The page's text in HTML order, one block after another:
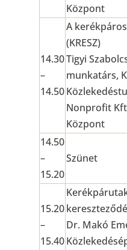
Központ
14.30
–
14.50
A
(KRESZ)
Tigyi
munkatárs,
Nonprofit
Központ
14.50
–
15.20
Szünet
15.20
–
15.40
Dr. Makó